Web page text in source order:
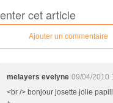
cet article
Ajouter un commentaire
melayers evelyne 09/04/2010
<br /> bonjour josette jolie